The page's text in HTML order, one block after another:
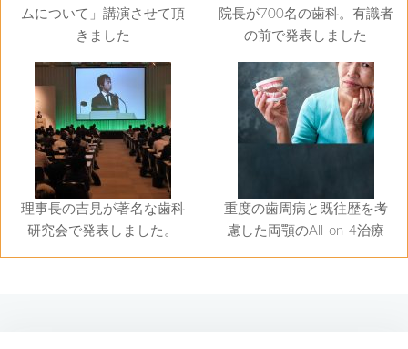
ムについて」講演させて頂
きました
院長が700名の歯科。有識者
の前で発表しました
理事長の吉見が著名な歯科
研究会で発表しました。
重度の歯周病と既往歴を考
慮した両顎のAll-on-4治療